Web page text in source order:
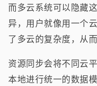
而多云系统可以隐藏
异，用户就像用一个
了多云的复杂度，从
资源同步会将不同云
本地进行统一的数据